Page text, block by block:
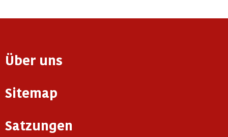
Über uns
Sitemap
Satzungen